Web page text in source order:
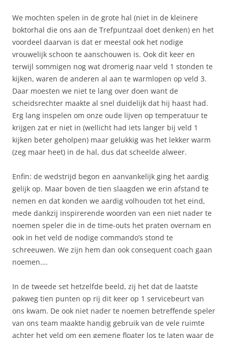
We mochten spelen in de grote hal (niet in de kleinere
boktorhal die ons aan de Trefpuntzaal doet denken) en het
voordeel daarvan is dat er meestal ook het nodige
vrouwelijk schoon te aanschouwen is. Ook dit keer en
terwijl sommigen nog wat dromerig naar veld 1 stonden te
kijken, waren de anderen al aan te warmlopen op veld 3.
Daar moesten we niet te lang over doen want de
scheidsrechter maakte al snel duidelijk dat hij haast had.
Erg lang inspelen om onze oude lijven op temperatuur te
krijgen zat er niet in (wellicht had iets langer bij veld 1
kijken beter geholpen) maar gelukkig was het lekker warm
(zeg maar heet) in de hal, dus dat scheelde alweer.
Enfin: de wedstrijd begon en aanvankelijk ging het aardig
gelijk op. Maar boven de tien slaagden we erin afstand te
nemen en dat konden we aardig volhouden tot het eind,
mede dankzij inspirerende woorden van een niet nader te
noemen speler die in de time-outs het praten overnam en
ook in het veld de nodige commando’s stond te
schreeuwen. We zijn hem dan ook consequent coach gaan
noemen….
In de tweede set hetzelfde beeld, zij het dat de laatste
pakweg tien punten op rij dit keer op 1 servicebeurt van
ons kwam. De ook niet nader te noemen betreffende speler
van ons team maakte handig gebruik van de vele ruimte
achter het veld om een gemene floater los te laten waar de